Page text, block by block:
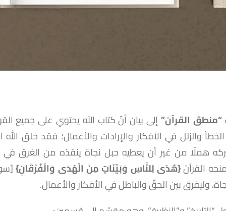
“منطق القرآن” إلى بيان أنّ كتاب الله يحتوي على جميع
والزلل في الأفكار والإرادات والأعمال؛ فقد خلق
هملًا من غير أن يعطيه حبل نجاة ينقذه من الغرق في
القرآنَ{هُدًى لِلنَّاسِ وَبَيِّنَاتٍ مِنَ الْهُدَى وَالْفُرْقَانِ}
وليفرق بين الحقّ والباطل في الأفكار والأعمال.